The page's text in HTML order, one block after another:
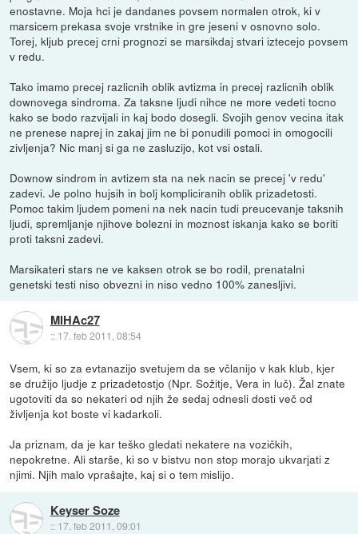
enostavne. Moja hci je dandanes povsem normalen otrok, ki v
marsicem prekasa svoje vrstnike in gre jeseni v osnovno solo.
Torej, kljub precej crni prognozi se marsikdaj stvari iztecejo povsem
v redu.
Tako imamo precej razlicnih oblik avtizma in precej razlicnih oblik
downovega sindroma. Za taksne ljudi nihce ne more vedeti tocno
kako se bodo razvijali in kaj bodo dosegli. Svojih genov vecina itak
ne prenese naprej in zakaj jim ne bi ponudili pomoci in omogocili
zivljenja? Nic manj si ga ne zasluzijo, kot vsi ostali.
Downow sindrom in avtizem sta na nek nacin se precej 'v redu'
zadevi. Je polno hujsih in bolj kompliciranih oblik prizadetosti.
Pomoc takim ljudem pomeni na nek nacin tudi preucevanje taksnih
ljudi, spremljanje njihove bolezni in moznost iskanja kako se boriti
proti taksni zadevi.
Marsikateri stars ne ve kaksen otrok se bo rodil, prenatalni
genetski testi niso obvezni in niso vedno 100% zanesljivi.
MIHAc27
:: 17. feb 2011, 08:54
Vsem, ki so za evtanazijo svetujem da se včlanijo v kak klub, kjer
se družijo ljudje z prizadetostjo (Npr. Sožitje, Vera in luč). Žal znate
ugotoviti da so nekateri od njih že sedaj odnesli dosti več od
življenja kot boste vi kadarkoli.
Ja priznam, da je kar teško gledati nekatere na vozičkih,
nepokretne. Ali starše, ki so v bistvu non stop morajo ukvarjati z
njimi. Njih malo vprašajte, kaj si o tem mislijo.
Keyser Soze
:: 17. feb 2011, 09:01